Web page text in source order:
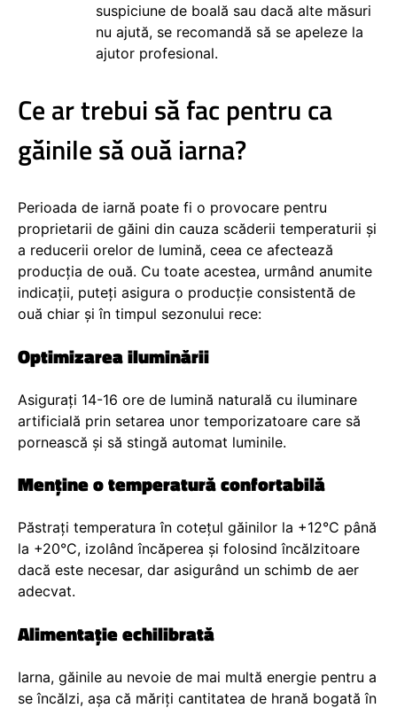
suspiciune de boală sau dacă alte măsuri
nu ajută, se recomandă să se apeleze la
ajutor profesional.
Ce ar trebui să fac pentru ca
găinile să ouă iarna?
Perioada de iarnă poate fi o provocare pentru
proprietarii de găini din cauza scăderii temperaturii și
a reducerii orelor de lumină, ceea ce afectează
producția de ouă. Cu toate acestea, urmând anumite
indicații, puteți asigura o producție consistentă de
ouă chiar și în timpul sezonului rece:
Optimizarea iluminării
Asigurați 14-16 ore de lumină naturală cu iluminare
artificială prin setarea unor temporizatoare care să
pornească și să stingă automat luminile.
Menține o temperatură confortabilă
Păstrați temperatura în cotețul găinilor la +12°C până
la +20°C, izolând încăperea și folosind încălzitoare
dacă este necesar, dar asigurând un schimb de aer
adecvat.
Alimentație echilibrată
Iarna, găinile au nevoie de mai multă energie pentru a
se încălzi, așa că măriți cantitatea de hrană bogată în